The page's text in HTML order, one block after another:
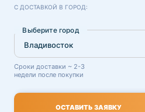
С ДОСТАВКОЙ В ГОРОД:
Выберите город
Сроки доставки ~ 2-3
недели после покупки
ОСТАВИТЬ ЗАЯВКУ